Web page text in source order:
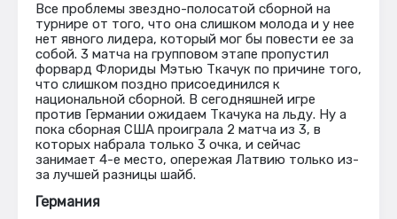
Все проблемы звездно-полосатой сборной на
турнире от того, что она слишком молода и у нее
нет явного лидера, который мог бы повести ее за
собой. 3 матча на групповом этапе пропустил
форвард Флориды Мэтью Ткачук по причине того,
что слишком поздно присоединился к
национальной сборной. В сегодняшней игре
против Германии ожидаем Ткачука на льду. Ну а
пока сборная США проиграла 2 матча из 3, в
которых набрала только 3 очка, и сейчас
занимает 4-е место, опережая Латвию только из-
за лучшей разницы шайб.
Германия